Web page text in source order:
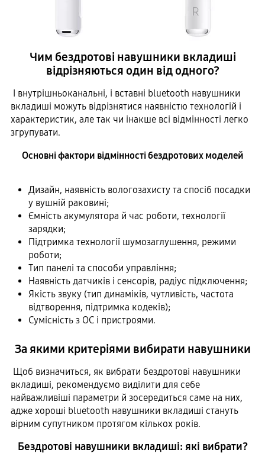
Чим бездротові навушники вкладиші
відрізняються один від одного?
І внутрішньоканальні, і вставні bluetooth навушники
вкладиші можуть відрізнятися наявністю технологій і
характеристик, але так чи інакше всі відмінності легко
згрупувати.
Основні фактори відмінності бездротових моделей
Дизайн, наявність вологозахисту та спосіб посадки
у вушній раковині;
Ємність акумулятора й час роботи, технології
зарядки;
Підтримка технології шумозаглушення, режими
роботи;
Тип панелі та способи управління;
Наявність датчиків і сенсорів, радіус підключення;
Якість звуку (тип динаміків, чутливість, частота
відтворення, підтримка кодеків);
Сумісність з ОС і пристроями.
За якими критеріями вибирати навушники
Щоб визначиться, як вибрати бездротові навушники
вкладиші, рекомендуємо виділити для себе
найважливіші параметри й зосередиться саме на них,
адже хороші bluetooth навушники вкладиші стануть
вірним супутником протягом кількох років.
Бездротові навушники вкладиші: які вибрати?